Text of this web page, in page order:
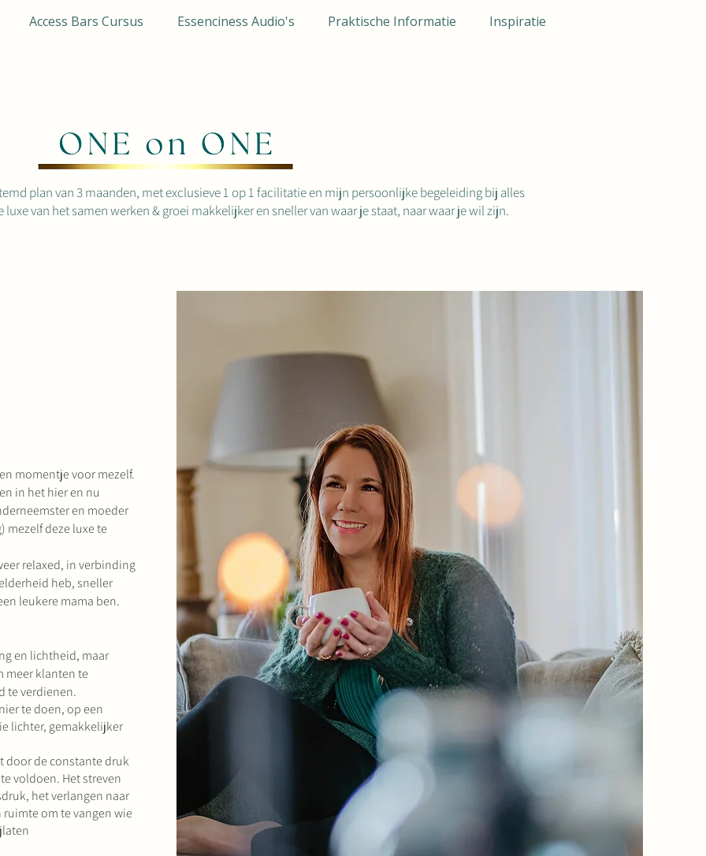
Access Bars Cursus Essenciness Audio's Praktische Informatie Inspiratie
plan van 3 maanden, met exclusieve 1 op 1 facilitatie en mijn persoonlijke begeleiding bij alles
van het samen werken & groei makkelijker en sneller van waar je staat, naar waar je wil zijn.
momentje voor mezelf.
in het hier en nu
en moeder
mezelf deze luxe te
relaxed, in verbinding
heb, sneller
leukere mama ben.
en lichtheid, maar
meer klanten te
te verdienen.
te doen, op een
lichter, gemakkelijker
door de constante druk
voldoen. Het streven
het verlangen naar
om te vangen wie